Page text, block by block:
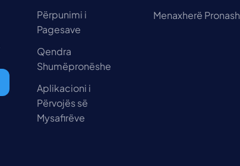
Përpunimi i
Pagesave
Qendra
Shumëpronëshe
Aplikacioni i
Përvojës së
Mysafirëve
Menaxherë Pronash